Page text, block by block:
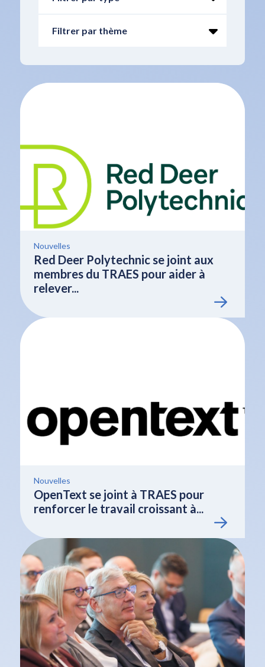
Nouvelles
Red Deer Polytechnic se joint aux
membres du TRAES pour aider à
relever...
Nouvelles
OpenText se joint à TRAES pour
renforcer le travail croissant à...